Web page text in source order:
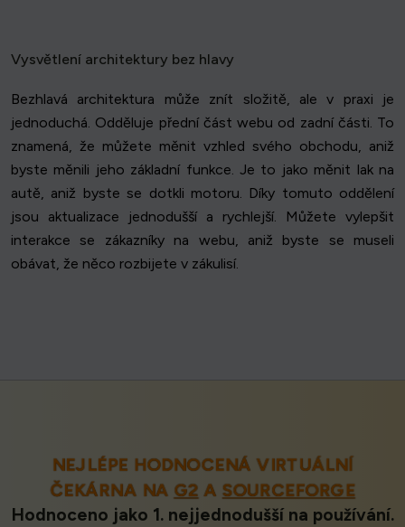
Vysvětlení architektury bez hlavy
Bezhlavá architektura může znít složitě, ale v praxi je
jednoduchá. Odděluje přední část webu od zadní části. To
znamená, že můžete měnit vzhled svého obchodu, aniž
byste měnili jeho základní funkce. Je to jako měnit lak na
autě, aniž byste se dotkli motoru. Díky tomuto oddělení
jsou aktualizace jednodušší a rychlejší. Můžete vylepšit
interakce se zákazníky na webu, aniž byste se museli
obávat, že něco rozbijete v zákulisí.
NEJLÉPE HODNOCENÁ VIRTUÁLNÍ
ČEKÁRNA NA G2 A SOURCEFORGE
Hodnoceno jako 1. nejjednodušší na používání.